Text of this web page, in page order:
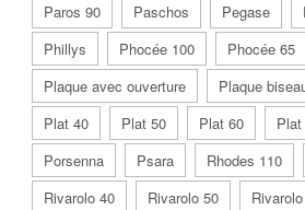
Paros 90
Paschos Pegase
Phillys
Phocée 100
Phocée 65
Plaque avec ouverture
Plaque
Plat 40
Plat 50 Plat 60
Porsenna
Psara Rhodes 110
Rivarolo 40
Rivarolo 50